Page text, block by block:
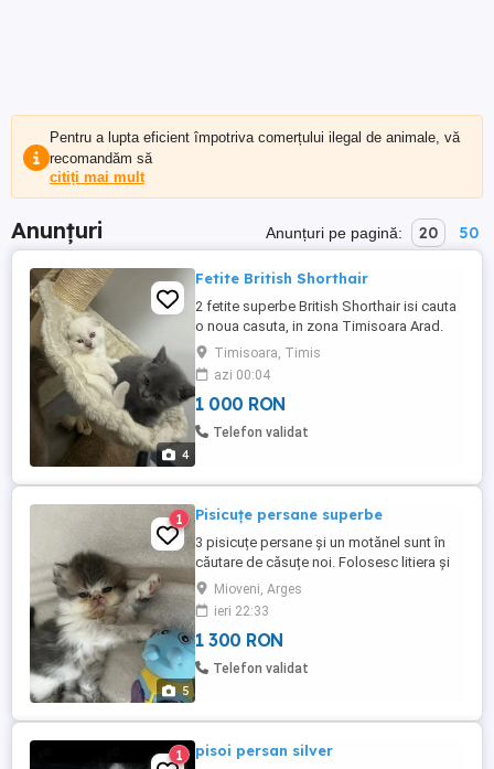
Pentru a lupta eficient împotriva comerțului ilegal de animale, vă
recomandăm să
citiți mai mult
Anunțuri Anunțuri pe pagină: 20 50
4
Fetite British Shorthair
2 fetite superbe British Shorthair isi cauta
o noua casuta, in zona Timisoara Arad.
Varsta 2 luni, prima tura de vaccinare
facuta, carnet de sanatate si deparazitare
completa, foarte jucause. Mai multe detalii
PM.
Timisoara, Timis
azi 00:04
1 000 RON
Telefon validat
5
1 Pisicuțe persane superbe
3 pisicuțe persane și un motănel sunt în
căutare de căsuțe noi. Folosesc litiera și
mănâncă mâncărica. Dețin ambii părinții.
Vor pleca cu carnet de sănătate începând
cu 7 august când vor avea 2 luni.
Mioveni, Arges
ieri 22:33
1 300 RON
Telefon validat
1 pisoi persan silver